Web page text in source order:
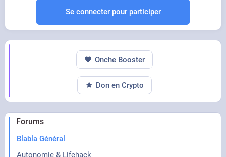
Se connecter pour participer
Forums
Blabla Général
Autonomie & Lifehack
Onche Booster
Don en Crypto